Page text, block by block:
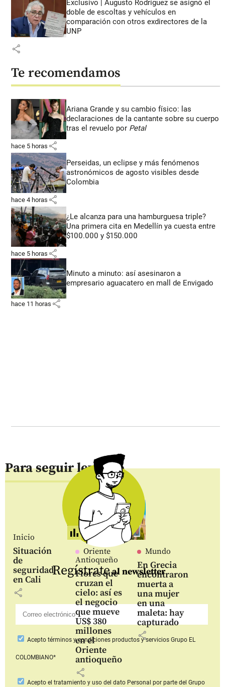
Exclusivo | Augusto Rodríguez se asignó el
doble de escoltas y vehículos en
comparación con otros exdirectores de la
UNP
share
Te recomendamos
Ariana Grande y su cambio físico: las
declaraciones de la cantante sobre su cuerpo
tras el revuelo por Petal
hace 5 horas share
Perseidas, un eclipse y más fenómenos
astronómicos de agosto visibles desde
Colombia
hace 4 horas share
¿Le alcanza para una hamburguesa triple?
Una primera cita en Medellín ya cuesta entre
$100.000 y $150.000
hace 5 horas share
Minuto a minuto: así asesinaron a
empresario aguacatero en mall de Envigado
hace 11 horas share
Para seguir leyendo
Inicio
Situación
de
seguridad
en Cali
share
Oriente
Antioqueño
Flores que
cruzan el
cielo: así es
el negocio
que mueve
US$ 380
millones
en el
Oriente
antioqueño
share
Mundo
En Grecia
encontraron
muerta a
una mujer
en una
maleta: hay
capturado
share
Regístrateal newsletter
Aceptotérminos y condiciones productos y serviciosGrupo EL
COLOMBIANO*
Acepto el tratamiento y uso del dato Personal por parte del Grupo